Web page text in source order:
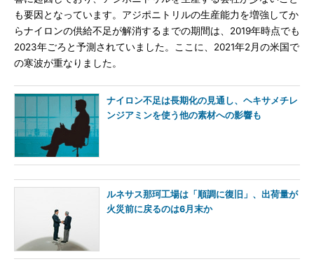
も要因となっています。アジポニトリルの生産能力を増強してか
らナイロンの供給不足が解消するまでの期間は、2019年時点でも
2023年ごろと予測されていました。ここに、2021年2月の米国で
の寒波が重なりました。
ナイロン不足は長期化の見通し、ヘキサメチレ
ンジアミンを使う他の素材への影響も
ルネサス那珂工場は「順調に復旧」、出荷量が
火災前に戻るのは6月末か